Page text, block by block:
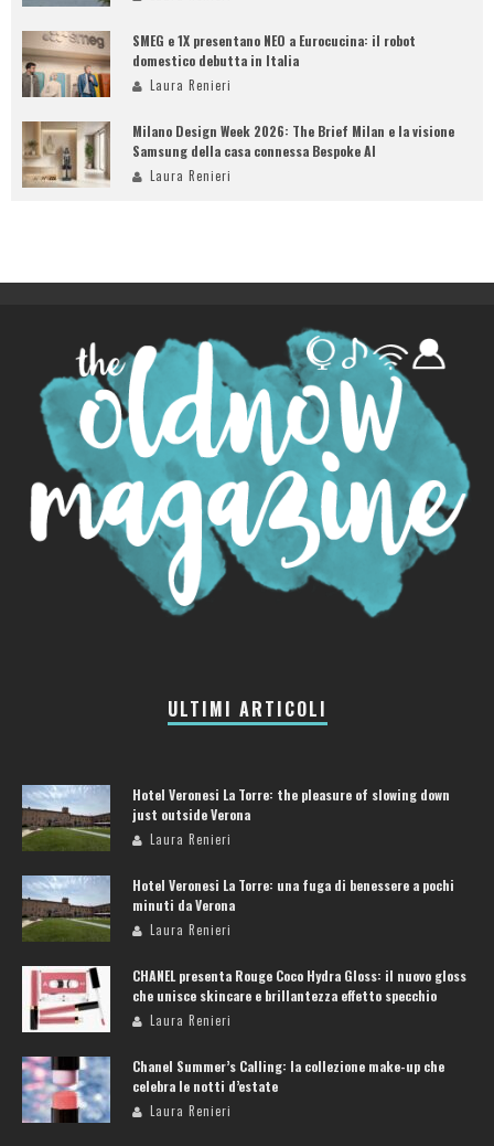
SMEG e 1X presentano NEO a Eurocucina: il robot
domestico debutta in Italia
Laura Renieri
Milano Design Week 2026: The Brief Milan e la visione
Samsung della casa connessa Bespoke AI
Laura Renieri
ULTIMI ARTICOLI
Hotel Veronesi La Torre: the pleasure of slowing down
just outside Verona
Laura Renieri
Hotel Veronesi La Torre: una fuga di benessere a pochi
minuti da Verona
Laura Renieri
CHANEL presenta Rouge Coco Hydra Gloss: il nuovo gloss
che unisce skincare e brillantezza effetto specchio
Laura Renieri
Chanel Summer’s Calling: la collezione make-up che
celebra le notti d’estate
Laura Renieri